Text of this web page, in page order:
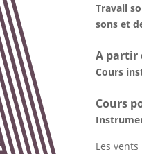
Travail
sons et
A partir
Cours
Cours
Les